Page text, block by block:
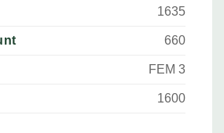
1635
660
FEM 3
1600